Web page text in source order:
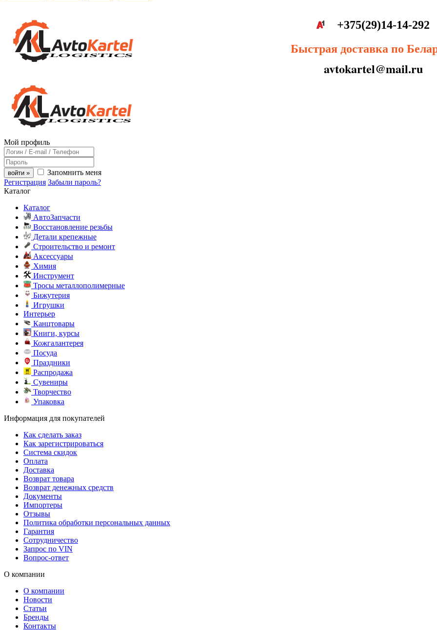
+375(29)14-14-292
Быстрая доставка по
avtokartel@mail.ru
Мой профиль
войти »
Запомнить меня
Регистрация Забыли пароль?
Каталог
Каталог
АвтоЗапчасти
Восстановление резьбы
Детали крепежные
Строительство и ремонт
Аксессуары
Химия
Инструмент
Тросы металлополимерные
Бижутерия
Игрушки
Интерьер
Канцтовары
Книги, курсы
Кожгалантерея
Посуда
Праздники
Распродажа
Сувениры
Творчество
Упаковка
Информация для покупателей
Как сделать заказ
Как зарегистрироваться
Система скидок
Оплата
Доставка
Возврат товара
Возврат денежных средств
Документы
Импортеры
Отзывы
Политика обработки персональных данных
Гарантия
Сотрудничество
Запрос по VIN
Вопрос-ответ
О компании
О компании
Новости
Статьи
Бренды
Контакты